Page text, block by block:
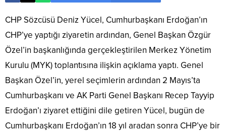
CHP Sözcüsü Deniz Yücel, Cumhurbaşkanı Erdoğan’ın
CHP’ye yaptığı ziyaretin ardından, Genel Başkan Özgür
Özel’in başkanlığında gerçekleştirilen Merkez Yönetim
Kurulu (MYK) toplantısına ilişkin açıklama yaptı. Genel
Başkan Özel’in, yerel seçimlerin ardından 2 Mayıs’ta
Cumhurbaşkanı ve AK Parti Genel Başkanı Recep Tayyip
Erdoğan’ı ziyaret ettiğini dile getiren Yücel, bugün de
Cumhurbaşkanı Erdoğan’ın 18 yıl aradan sonra CHP’ye bir